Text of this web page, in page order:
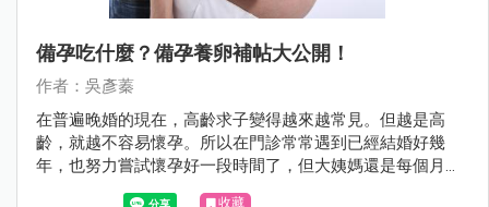
備孕吃什麼？備孕養卵補帖大公開！
作者：吳彥蓁
在普遍晚婚的現在，高齡求子變得越來越常見。但越是高
齡，就越不容易懷孕。所以在門診常常遇到已經結婚好幾
年，也努力嘗試懷孕好一段時間了，但大姨媽還是每個月規
則來say hello。
收藏